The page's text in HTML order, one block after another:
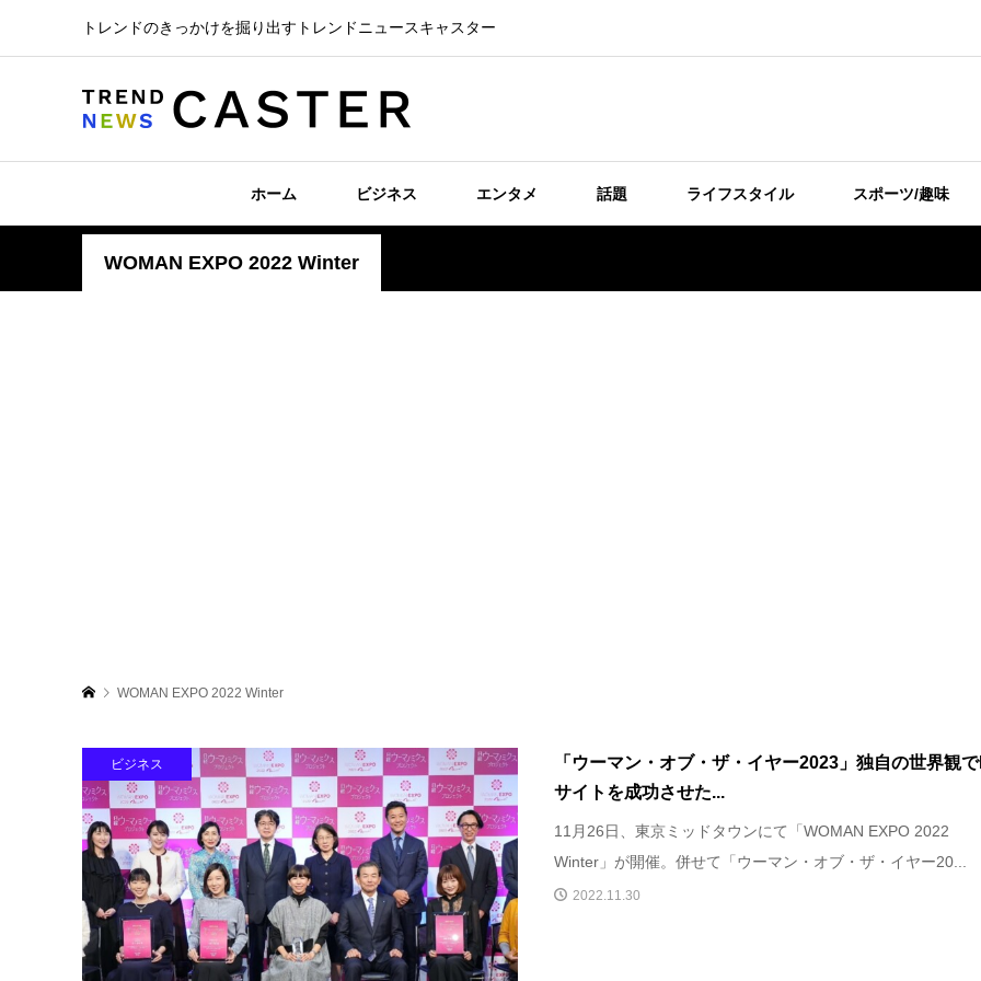
トレンドのきっかけを掘り出すトレンドニュースキャスター
ホーム ビジネス エンタメ 話題 ライフスタイル スポーツ/趣味
WOMAN EXPO 2022 Winter
WOMAN EXPO 2022 Winter
ビジネス
「ウーマン・オブ・ザ・イヤー2023」独⾃の世界観
サイトを成功させた...
11月26日、東京ミッドタウンにて「WOMAN EXPO 2022
Winter」が開催。併せて「ウーマン・オブ・ザ・イヤー20...
2022.11.30